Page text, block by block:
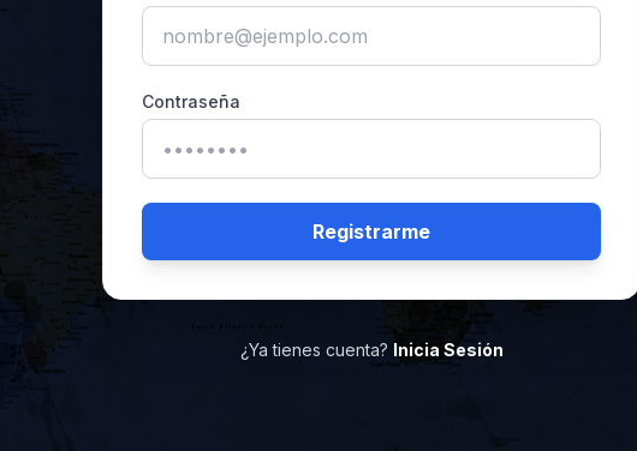
Contraseña
Registrarme
¿Ya tienes cuenta? Inicia Sesión